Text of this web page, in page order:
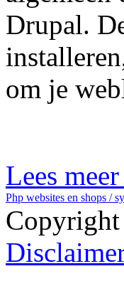
Drupal.
om je
Lees
Php websites en shops /